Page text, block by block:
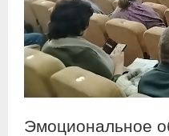
Эмоциональное